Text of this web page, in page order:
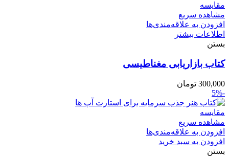
مقایسه
مشاهده سریع
افزودن به علاقه‌مندی‌ها
اطلاعات بیشتر
بستن
کتاب بازاریابی مغناطیسی
300,000 تومان
-5%
مقایسه
مشاهده سریع
افزودن به علاقه‌مندی‌ها
افزودن به سبد خرید
بستن